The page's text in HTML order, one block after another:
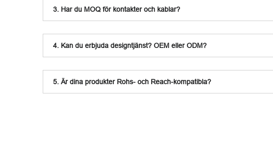
3. Har du MOQ för kontakter och kablar?
4. Kan du erbjuda designtjänst? OEM eller ODM?
5. Är dina produkter Rohs- och Reach-kompatibla?